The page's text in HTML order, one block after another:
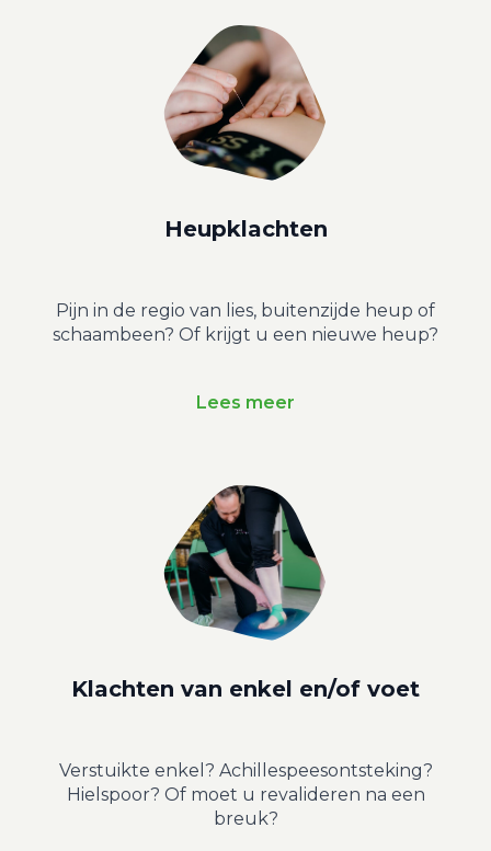
Heupklachten
Pijn in de regio van lies, buitenzijde heup of
schaambeen? Of krijgt u een nieuwe heup?
Lees meer
Klachten van enkel en/of voet
Verstuikte enkel? Achillespeesontsteking?
Hielspoor? Of moet u revalideren na een
breuk?